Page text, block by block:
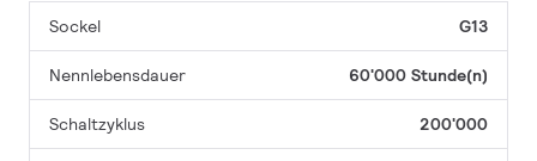
Sockel G13
Nennlebensdauer 60'000 Stunde(n)
Schaltzyklus 200'000